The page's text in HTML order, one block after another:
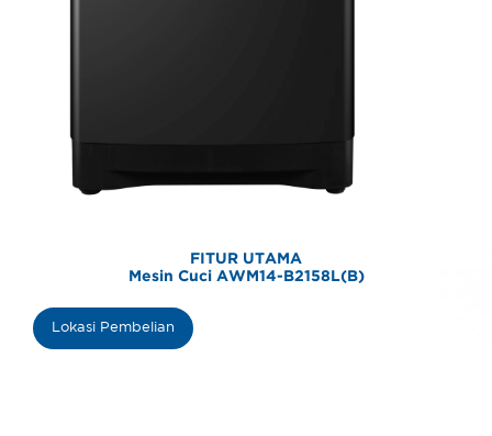
FITUR UTAMA
Mesin Cuci AWM14-B2158L(B)
Lokasi Pembelian